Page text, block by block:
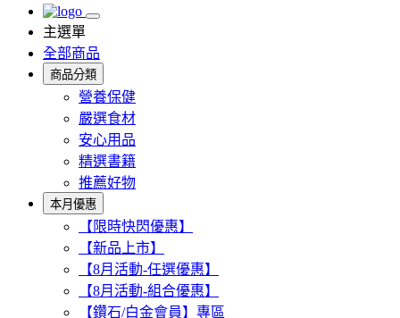
主選單
全部商品
商品分類
營養保健
嚴選食材
安心用品
精選書籍
推薦好物
本月優惠
【限時快閃優惠】
【新品上市】
【8月活動-任選優惠】
【8月活動-組合優惠】
【鑽石/白金會員】專區